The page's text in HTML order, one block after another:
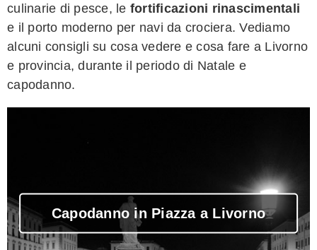
culinarie di pesce, le fortificazioni rinascimentali
e il porto moderno per navi da crociera. Vediamo
alcuni consigli su cosa vedere e cosa fare a Livorno
e provincia, durante il periodo di Natale e
capodanno.
Capodanno in Piazza a Livorno